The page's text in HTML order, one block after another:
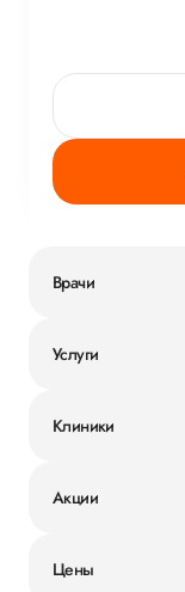
Врачи
Услуги
Клиники
Акции
Цены